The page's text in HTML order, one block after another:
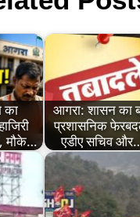
का
मौके…
आगरा: शासन का
प्रशासनिक
एडीए सचिव